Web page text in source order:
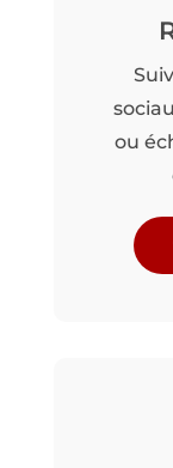
ou